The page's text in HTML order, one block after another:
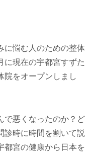
に悩む人のための整体
に現在の宇都宮すずた
院をオープンしまし
で悪くなったのか？ど
診時に時間を割いて説
都宮の健康から日本を